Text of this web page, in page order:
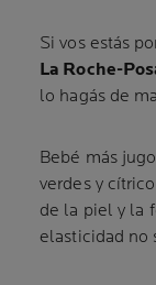
Si vos estás
La Roche-
lo hagás de
Bebé más
verdes y
de la piel y la
elasticidad no